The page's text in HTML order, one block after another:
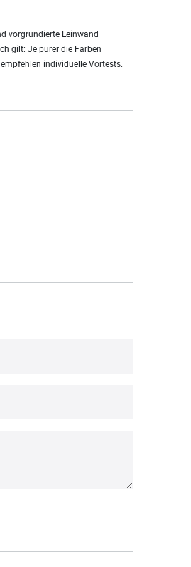
vorgrundierte Leinwand
gilt: Je purer die Farben
individuelle Vortests.